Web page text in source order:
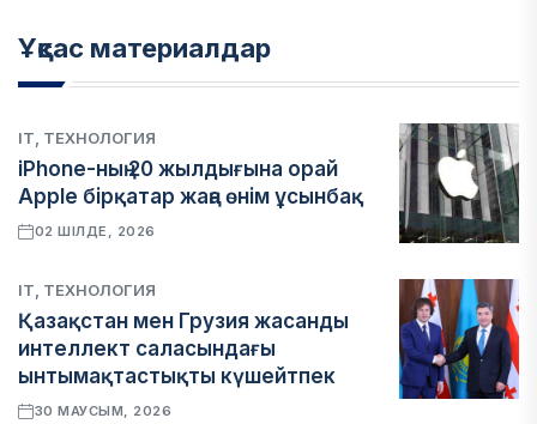
Ұқсас материалдар
IT, ТЕХНОЛОГИЯ
iPhone-ның 20 жылдығына орай
Apple бірқатар жаңа өнім ұсынбақ
02 ШІЛДЕ, 2026
IT, ТЕХНОЛОГИЯ
Қазақстан мен Грузия жасанды
интеллект саласындағы
ынтымақтастықты күшейтпек
30 МАУСЫМ, 2026